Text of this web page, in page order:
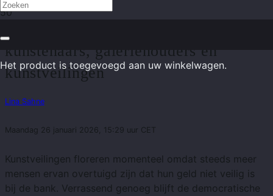
Het product is toegevoegd aan uw winkelwagen.
kunstenaars, galeriehouders en
kunstveilingen
Lina Sahne
Maandag 26 januari 2026, 15:29 uur CET
Kunstveilingen floreren momenteel omdat steeds meer
mensen ervan overtuigd zijn dat hun geld niet veilig is
bij de bank. Verrassend genoeg blijft de democratische